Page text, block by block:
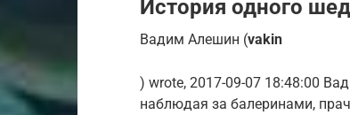
История одного
Вадим Алешин (vakin
) wrote, 2017-09-07 18:48:00
наблюдая за балеринами,